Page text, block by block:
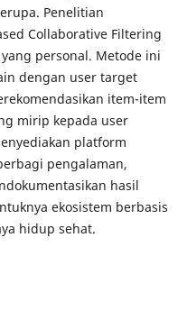
Penelitian
Collaborative Filtering
personal. Metode ini
dengan user target
item-item
mirip kepada user
platform
pengalaman,
hasil
ekosistem berbasis
hidup sehat.